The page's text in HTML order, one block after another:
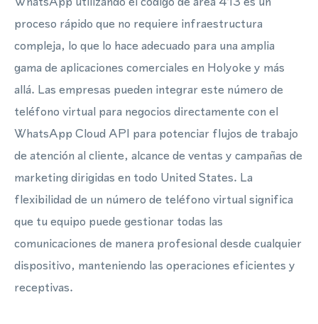
proceso rápido que no requiere infraestructura
compleja, lo que lo hace adecuado para una amplia
gama de aplicaciones comerciales en Holyoke y más
allá. Las empresas pueden integrar este número de
teléfono virtual para negocios directamente con el
WhatsApp Cloud API para potenciar flujos de trabajo
de atención al cliente, alcance de ventas y campañas de
marketing dirigidas en todo United States. La
flexibilidad de un número de teléfono virtual significa
que tu equipo puede gestionar todas las
comunicaciones de manera profesional desde cualquier
dispositivo, manteniendo las operaciones eficientes y
receptivas.